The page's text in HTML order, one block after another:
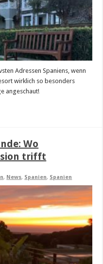
Adressen Spaniens, wenn
wirklich so besonders
angeschaut!
Wo
trifft
, News, Spanien, Spanien